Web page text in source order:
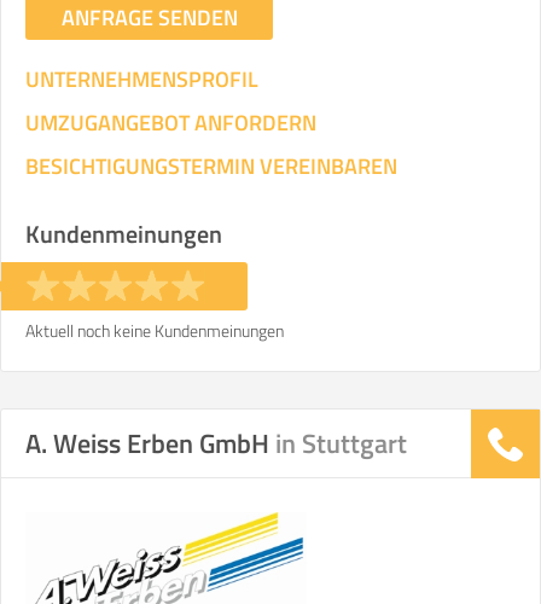
ANFRAGE SENDEN
UNTERNEHMENSPROFIL
UMZUGANGEBOT ANFORDERN
BESICHTIGUNGSTERMIN VEREINBAREN
Kundenmeinungen
Aktuell noch keine Kundenmeinungen
A. Weiss Erben GmbH in Stuttgart